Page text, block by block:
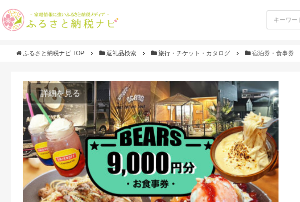
ふるさと納税ナビ TOP 返礼品検索 旅行・チケット・カタログ 宿泊券・食事券
詳細を見る